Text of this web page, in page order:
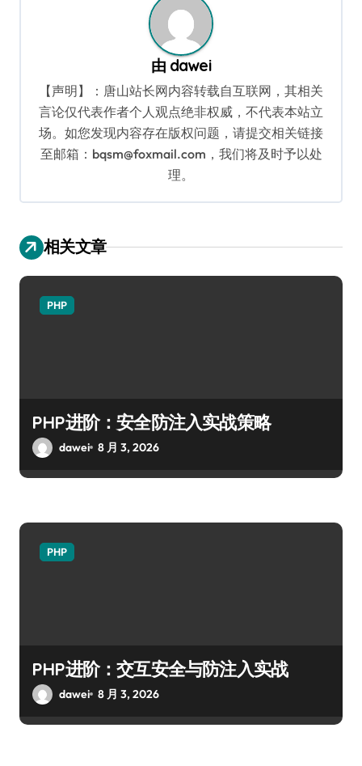
由 dawei
【声明】：唐山站长网内容转载自互联网，其相关
言论仅代表作者个人观点绝非权威，不代表本站立
场。如您发现内容存在版权问题，请提交相关链接
至邮箱：bqsm@foxmail.com，我们将及时予以处
理。
相关文章
PHP
PHP进阶：安全防注入实战策略
dawei 8 月 3, 2026
PHP
PHP进阶：交互安全与防注入实战
dawei 8 月 3, 2026